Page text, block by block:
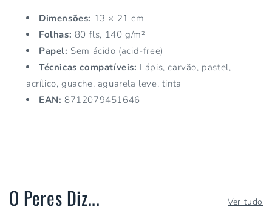
Dimensões: 13 × 21 cm
Folhas: 80 fls, 140 g/m²
Papel: Sem ácido (acid-free)
Técnicas compatíveis: Lápis, carvão, pastel,
acrílico, guache, aguarela leve, tinta
EAN: 8712079451646
O Peres Diz... Ver tudo